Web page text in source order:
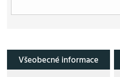
Všeobecné informace